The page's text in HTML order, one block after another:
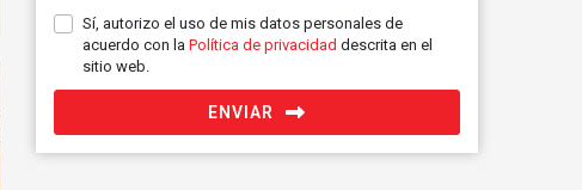
Sí, autorizo el uso de mis datos personales de
acuerdo con la Política de privacidad descrita en el
sitio web.
ENVIAR